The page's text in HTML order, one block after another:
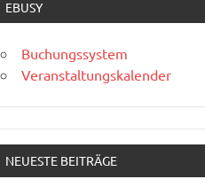
EBUSY
Buchungssystem
Veranstaltungskalender
NEUESTE BEITRÄGE